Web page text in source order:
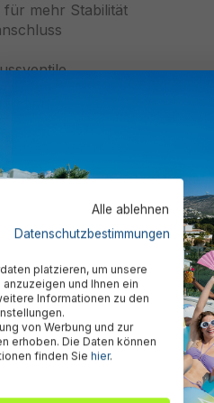
für mehr Stabilität
Alle ablehnen
Datenschutzbestimmungen
platzieren, um unsere
und Ihnen ein
Informationen zu den
von Werbung und zur
erhoben. Die Daten können
finden Sie hier.